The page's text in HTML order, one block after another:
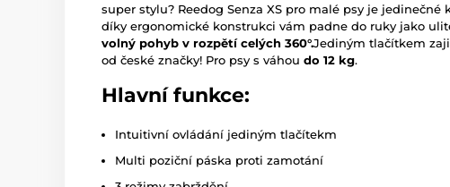
super stylu? Reedog Senza XS pro malé psy je jedinečné
díky ergonomické konstrukci vám padne do ruky jako
volný pohyb v rozpětí celých 360°.Jediným tlačítkem
od české značky! Pro psy s váhou do 12 kg.
Hlavní funkce:
Intuitivní ovládání jediným tlačítekm
Multi poziční páska proti zamotání